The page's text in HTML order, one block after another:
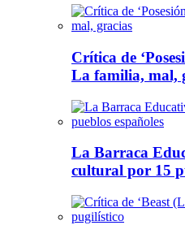
Crítica de
La familia, mal,
La Barraca
cultural por 15